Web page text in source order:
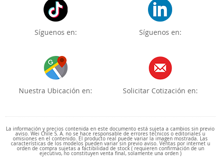
Síguenos en: Síguenos en:
Nuestra Ubicación en: Solicitar Cotización en:
La información y precios contenida en este documento está sujeta a cambios sin previo
aviso. Wei Chile S. A. no se hace responsable de errores técnicos o editoriales u
omisiones en el contenido. El producto real puede variar la imagen mostrada. Las
características de los modelos pueden variar sin previo aviso. Ventas por internet u
orden de compra sujetas a factibilidad de stock ( requieren confirmación de un
ejecutivo, no constituyen venta final, solamente una orden )